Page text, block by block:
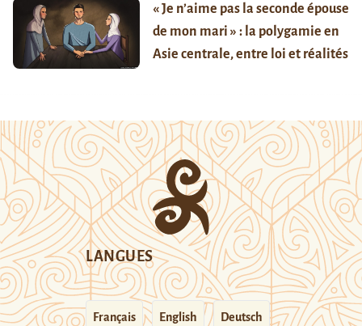
« Je n’aime pas la seconde épouse
de mon mari » : la polygamie en
Asie centrale, entre loi et réalités
LANGUES
Français English Deutsch